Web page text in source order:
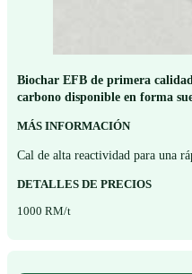
Biochar EFB de primera
carbono disponible en forma
MÁS INFORMACIÓN
Cal de alta reactividad para una
DETALLES DE PRECIOS
1000 RM/t